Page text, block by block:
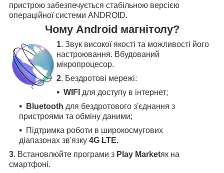
пристрою забезпечується стабільною версією
операційної системи ANDROID.
Чому Android магнітолу?
1. Звук високої якості та можливості його
настроювання. Вбудований
мікропроцесор.
2. Бездротові мережі:
WIFI для доступу в інтернет;
Bluetooth для бездротового з'єднання з
пристроями та обміну даними;
Підтримка роботи в широкосмугових
діапазонах зв'язку 4G LTE.
3. Встановлюйте програми з Play Marketяк на
смартфоні.